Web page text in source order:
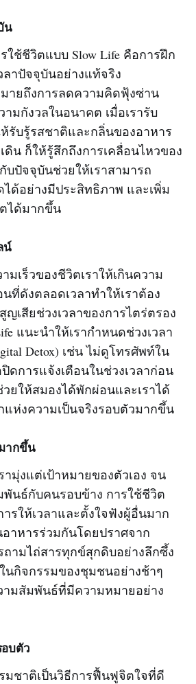
น
ใช้ชีวิตแบบ Slow Life คือการฝึก
าปัจจุบันอย่างแท้จริง
มายถึงการลดความคิดฟุ้งซ่าน
มกังวลในอนาคต เมื่อเรารับ
รับรู้รสชาติและกลิ่นของอาหาร
ดิน ก็ให้รู้สึกถึงการเคลื่อนไหวของ
บปัจจุบันช่วยให้เราสามารถ
ได้อย่างมีประสิทธิภาพ และเพิ่ม
ได้มากขึ้น
น์
มเร็วของชีวิตเราให้เกินความ
นที่ดังตลอดเวลาทำให้เราต้อง
เสียช่วงเวลาของการไตร่ตรอง
แนะนำให้เรากำหนดช่วงเวลา
Detox) เช่น ไม่ดูโทรศัพท์ใน
ดการแจ้งเตือนในช่วงเวลาก่อน
ยให้สมองได้พักผ่อนและเราได้
แห่งความเป็นจริงรอบตัวมากขึ้น
ากขึ้น
ามุ่งแต่เป้าหมายของตัวเอง จน
พันธ์กับคนรอบข้าง การใช้ชีวิต
รให้เวลาและตั้งใจฟังผู้อื่นมาก
าหารร่วมกันโดยปราศจาก
ามไถ่สารทุกข์สุกดิบอย่างลึกซึ้ง
นกิจกรรมของชุมชนอย่างช้าๆ
ามสัมพันธ์ที่มีความหมายอย่าง
บตัว
มชาติเป็นวิธีการฟื้นฟูจิตใจที่ดี